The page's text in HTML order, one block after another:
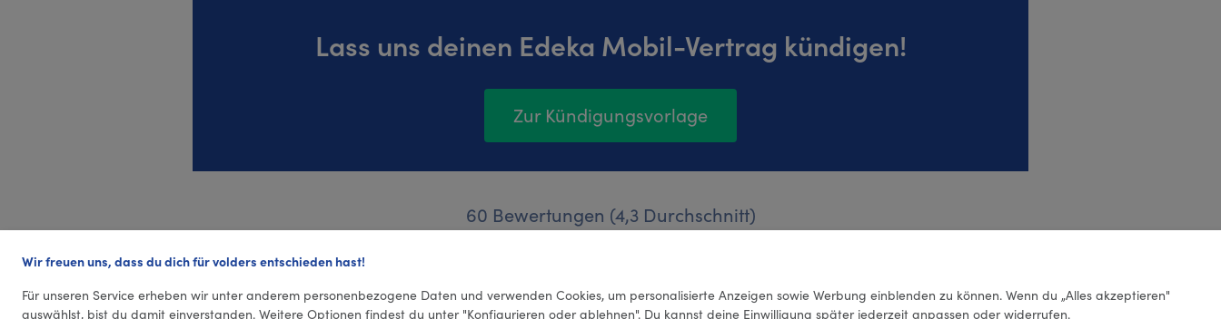
Lass uns deinen Edeka Mobil-Vertrag kündigen!
Zur Kündigungsvorlage
60 Bewertungen (4,3 Durchschnitt)
Wir freuen uns, dass du dich für volders entschieden hast!
Für unseren Service erheben wir unter anderem personenbezogene Daten und verwenden Cookies, um personalisierte Anzeigen sowie Werbung einblenden zu können. Wenn du „Alles akzeptieren"
auswählst, bist du damit einverstanden. Weitere Optionen findest du unter "Konfigurieren oder ablehnen". Du kannst deine Einwilligung später jederzeit anpassen oder widerrufen.